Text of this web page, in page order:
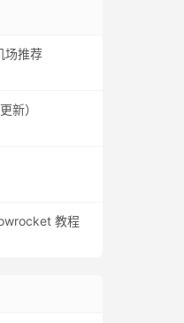
场推荐
新）
教程